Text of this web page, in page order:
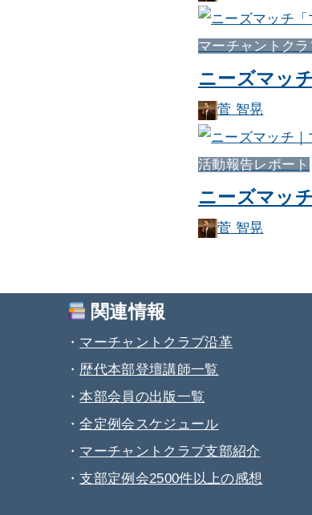
マーチャントク
ニーズマッ
菅 智晃
活動報告レポート
ニーズマッ
菅 智晃
関連情報
・ マーチャントクラブ沿革
・ 歴代本部登壇講師一覧
・本部会員の出版一覧
・全定例会スケジュール
・ マーチャントクラブ支部紹介
・支部定例会2500件以上の感想